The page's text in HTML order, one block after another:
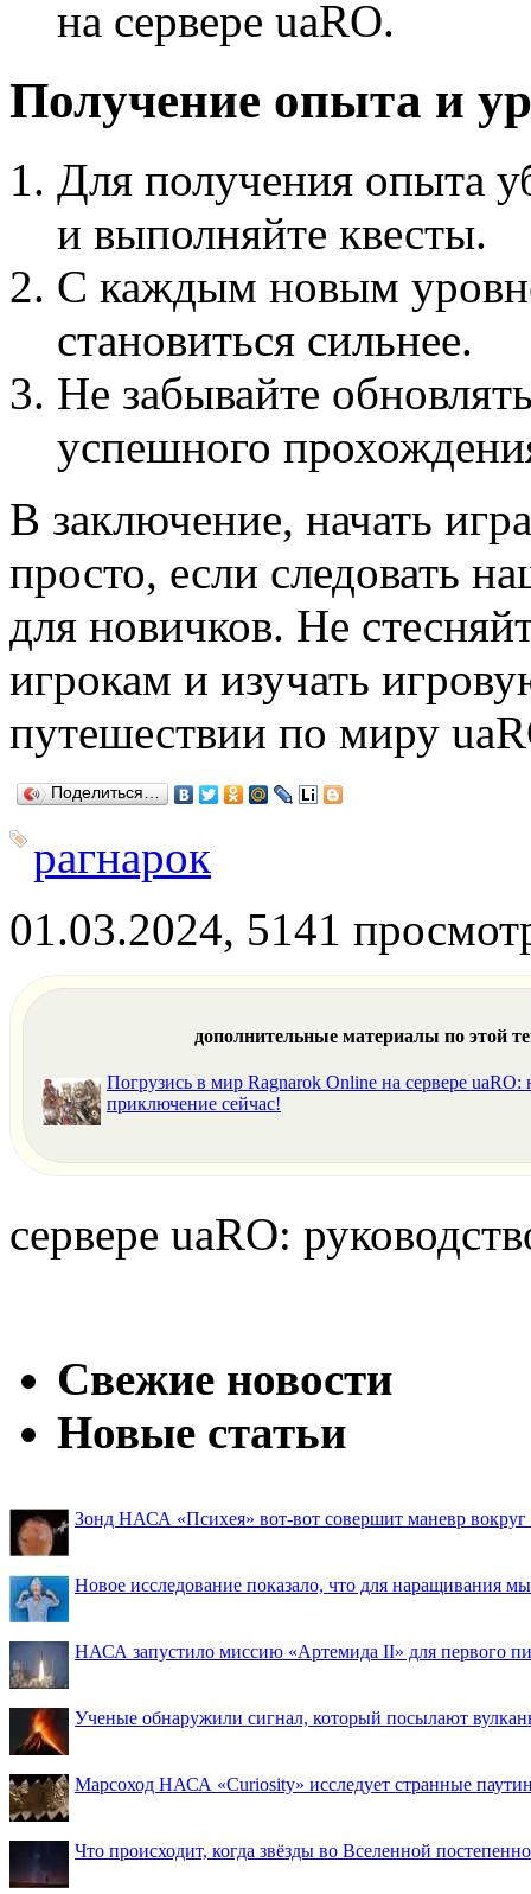
на сервере uaRO.
Получение опыта и
Для получения опыта
и выполняйте квесты.
С каждым новым
становиться сильнее.
Не забывайте
успешного
В заключение, начать
просто, если следовать
для новичков. Не
игрокам и изучать
путешествии по миру
Поделиться…
рагнарок
01.03.2024, 5141
дополнительные материалы по этой
Погрузись в мир Ragnarok Online на сервере uaRO:
приключение сейчас!
сервере uaRO:
Свежие новости
Новые статьи
Зонд НАСА «Психея» вот-вот совершит маневр вокруг
Новое исследование показало, что для наращивания
НАСА запустило миссию «Артемида II» для первого
Ученые обнаружили сигнал, который посылают
Марсоход НАСА «Curiosity» исследует странные
Что происходит, когда звёзды во Вселенной